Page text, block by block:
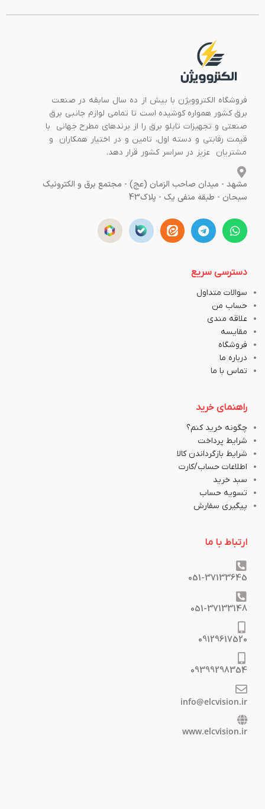
فروشگاه الکتروویژن با بیش از ده سال سابقه در صنعت
برق کشور همواره کوشیده است تا تمامی لوازم جانبی برق
صنعتی و تجهیزات تابلو برق را از برندهای مطرح جهانی با
قیمت رقابتی و دسته اول، تامین و در اختیار همکاران و
مشتریان عزیز در سراسر کشور قرار دهد.
مشهد - میدان صاحب الزمان (عج) - مجتمع برق و الکترونیک
سبحان - طبقه منفی یک - پلاک43
دسترسی سریع
سوالات متداول
حساب من
علاقه مندی
مقایسه
فروشگاه
درباره ما
تماس با ما
راهنمای خرید
چگونه خرید کنم؟
شرایط پرداخت
شرایط بازگرداندن کالا
اطلاعات حساب/کارت
سبد خرید
تسویه حساب
پیگیری سفارش
ارتباط با ما
051-37133645
051-37133148
09129617520
09399298354
info@elcvision.ir
www.elcvision.ir